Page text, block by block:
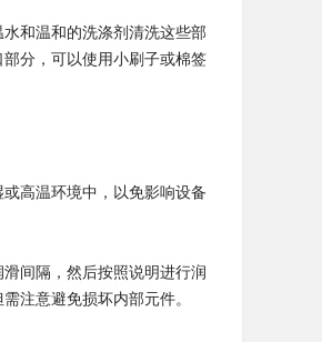
和温和的洗涤剂清洗这些部
分，可以使用小刷子或棉签
高温环境中，以免影响设备
间隔，然后按照说明进行润
注意避免损坏内部元件。